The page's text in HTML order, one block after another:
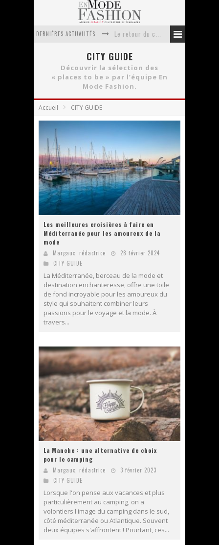
DERNIÈRES ACTUALITÉS
Le retour du cachemire version casual
La trousse de toilette : l’accessoire indispensable de voyage
Anti chute cheveux homme : quelles solutions pour renforcer sa chevelure ?
CITY GUIDE
Découvrir la sélection des
« places to be » par l’équipe En
Mode Fashion.
Accueil CITY GUIDE
Les meilleures croisières à faire en
Méditerranée pour les amoureux de la
mode
Margaux, rédactrice
28 février 2024
CITY GUIDE
La Méditerranée, berceau de la mode et
destination enchanteresse, offre une toile
de fond incroyable pour les amoureux du
style qui souhaitent combiner leurs
passions pour le voyage et la mode. À
travers...
La Manche : une alternative de choix
pour le camping
Margaux, rédactrice
3 février 2023
CITY GUIDE
Lorsque l'on pense aux vacances et plus
particulièrement au camping, on a
volontiers l'image du camping dans le sud,
côté méditerranée ou Atlantique. Souvent
deux équipes s'affrontent ! Pourtant, ces...